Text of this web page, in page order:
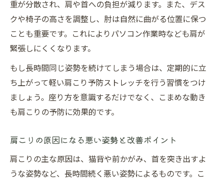
重が分散され、肩や首への負担が減ります。また、デス
クや椅子の高さを調整し、肘は自然に曲がる位置に保つ
ことも重要です。これによりパソコン作業時なども肩が
緊張しにくくなります。
もし長時間同じ姿勢を続けてしまう場合は、定期的に立
ち上がって軽い肩こり予防ストレッチを行う習慣をつけ
ましょう。座り方を意識するだけでなく、こまめな動き
も肩こりの予防に効果的です。
肩こりの原因になる悪い姿勢と改善ポイント
肩こりの主な原因は、猫背や前かがみ、首を突き出すよ
うな姿勢など、長時間続く悪い姿勢によるものです。こ